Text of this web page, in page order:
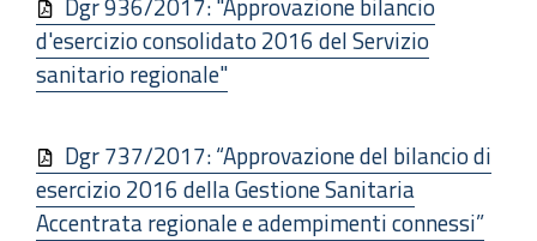
d'esercizio consolidato 2016 del Servizio
sanitario regionale"
Dgr 737/2017: “Approvazione del bilancio di
esercizio 2016 della Gestione Sanitaria
Accentrata regionale e adempimenti connessi”